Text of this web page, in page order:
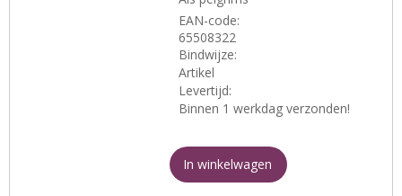
EAN-code:
65508322
Bindwijze:
Artikel
Levertijd:
Binnen 1 werkdag verzonden!
In winkelwagen